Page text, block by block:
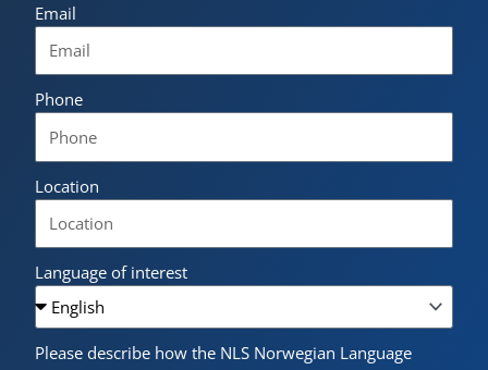
Email
Phone
Location
Language of interest
Please describe how the NLS Norwegian Language